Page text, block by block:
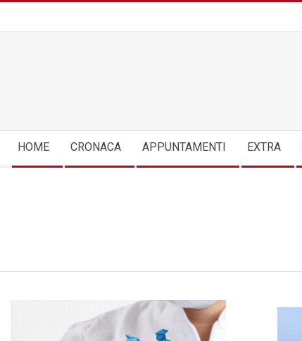
Navigation
Menu
HOME CRONACA APPUNTAMENTI EXTRA